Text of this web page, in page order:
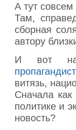
А тут
Там,
сборная
автору
И вот
витязь,
Сначала
политике и
новость?